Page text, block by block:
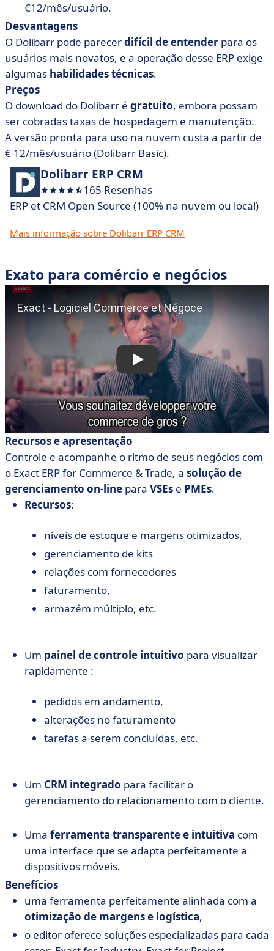
€12/mês/usuário.
Desvantagens
O Dolibarr pode parecerdifícil de entender para os
usuários mais novatos, e a operação desse ERP exige
algumas habilidades técnicas.
Preços
O download do Dolibarr é gratuito, embora possam
ser cobradas taxas de hospedagem e manutenção.
A versão pronta para uso na nuvem custa a partir de
€ 12/mês/usuário (Dolibarr Basic).
Dolibarr ERP CRM
165 Resenhas
ERP et CRM Open Source (100% na nuvem ou local)
Mais informação sobre Dolibarr ERP CRM
Exato para comércio e negócios
Recursos e apresentação
Controle e acompanhe o ritmo de seus negócios com
o Exact ERP for Commerce & Trade, a solução de
gerenciamento on-line para VSEs e PMEs.
Recursos:
níveis de estoque e margens otimizados,
gerenciamento de kits
relações com fornecedores
faturamento,
armazém múltiplo, etc.
Um painel de controle intuitivo para visualizar
rapidamente :
pedidos em andamento,
alterações no faturamento
tarefas a serem concluídas, etc.
Um CRM integrado para facilitar o
gerenciamento do relacionamento com o cliente.
Uma ferramenta transparente e intuitiva com
uma interface que se adapta perfeitamente a
dispositivos móveis.
Benefícios
uma ferramenta perfeitamente alinhada com a
otimização de margens e logística,
o editor oferece soluções especializadas para cada